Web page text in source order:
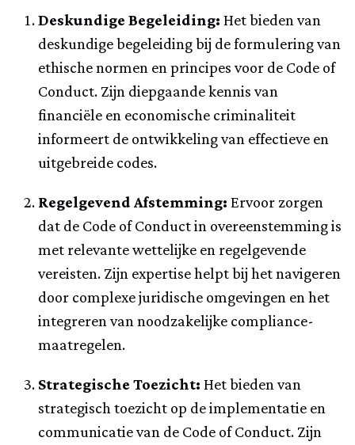
Deskundige Begeleiding: Het bieden van
deskundige begeleiding bij de formulering van
ethische normen en principes voor de Code of
Conduct. Zijn diepgaande kennis van
financiële en economische criminaliteit
informeert de ontwikkeling van effectieve en
uitgebreide codes.
Regelgevend Afstemming: Ervoor zorgen
dat de Code of Conduct in overeenstemming is
met relevante wettelijke en regelgevende
vereisten. Zijn expertise helpt bij het navigeren
door complexe juridische omgevingen en het
integreren van noodzakelijke compliance-
maatregelen.
Strategische Toezicht: Het bieden van
strategisch toezicht op de implementatie en
communicatie van de Code of Conduct. Zijn